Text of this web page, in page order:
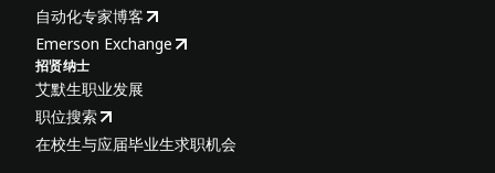
自动化专家博客
Emerson Exchange
招贤纳士
艾默生职业发展
职位搜索
在校生与应届毕业生求职机会